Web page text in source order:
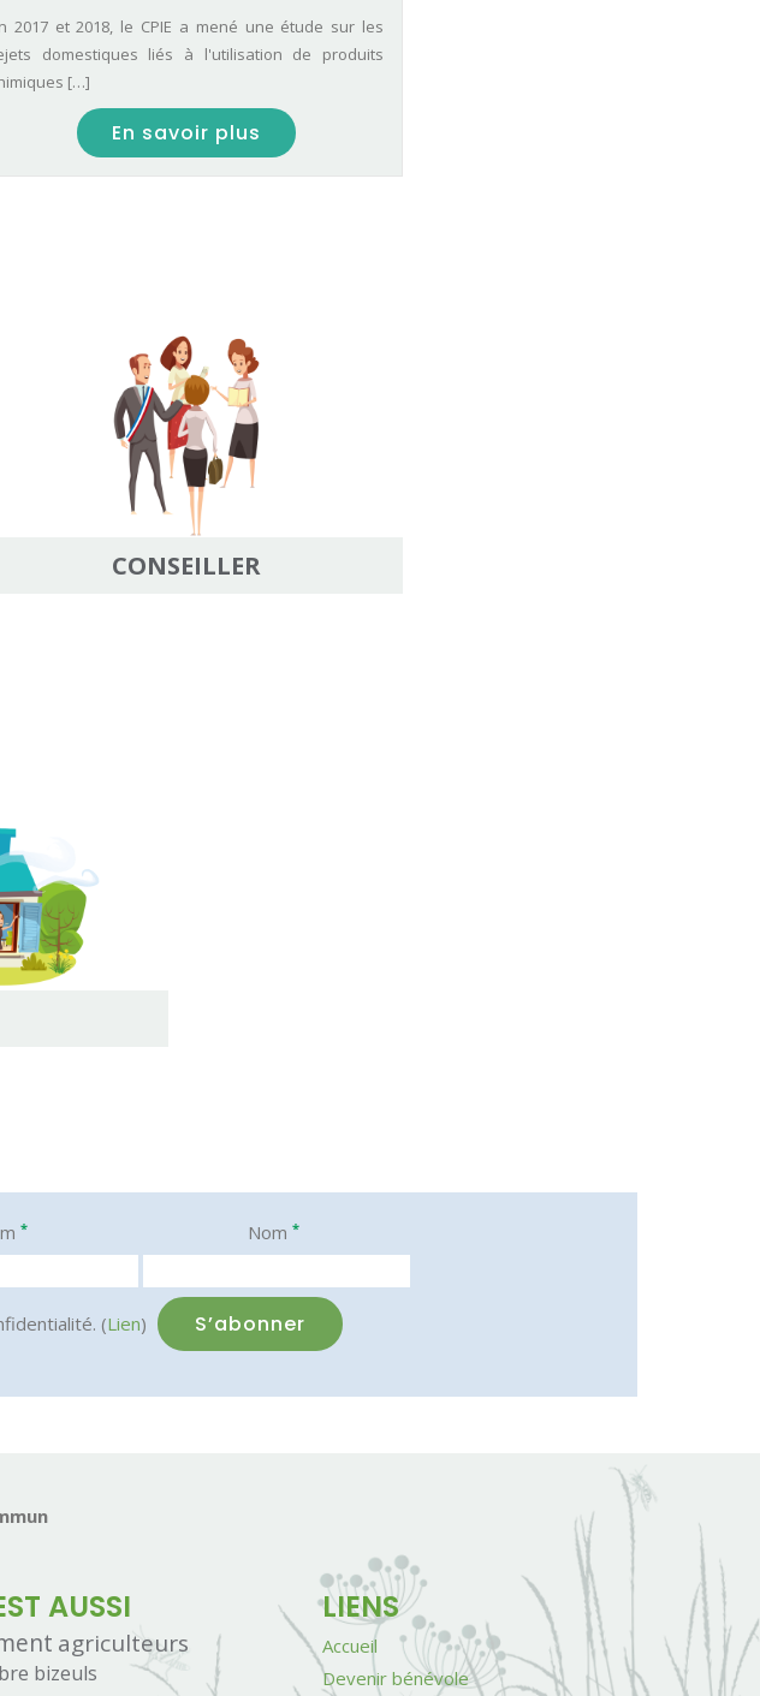
2017 et 2018, le CPIE a mené une étude sur les
domestiques liés à l'utilisation de produits
[…]
En savoir plus
CONSEILLER
* Nom *
(Lien)
AUSSI
agriculteurs
bizeuls
LIENS
Accueil
Devenir bénévole